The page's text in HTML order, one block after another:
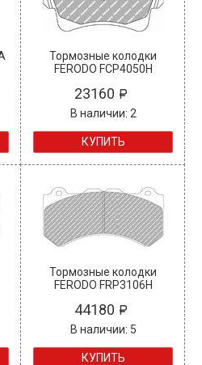
Тормозные колодки
FERODO FCP4050H
23160
В наличии: 2
КУПИТЬ
Тормозные колодки
FERODO FRP3106H
44180
В наличии: 5
КУПИТЬ